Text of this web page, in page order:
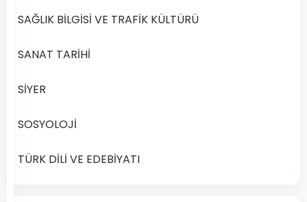
Açık
Akaid
Dersi
Yılı
Dönem
SAĞLIK BİLGİSİ VE TRAFİK KÜLTÜRÜ
SANAT TARİHİ
SİYER
SOSYOLOJİ
TÜRK DİLİ VE EDEBİYATI